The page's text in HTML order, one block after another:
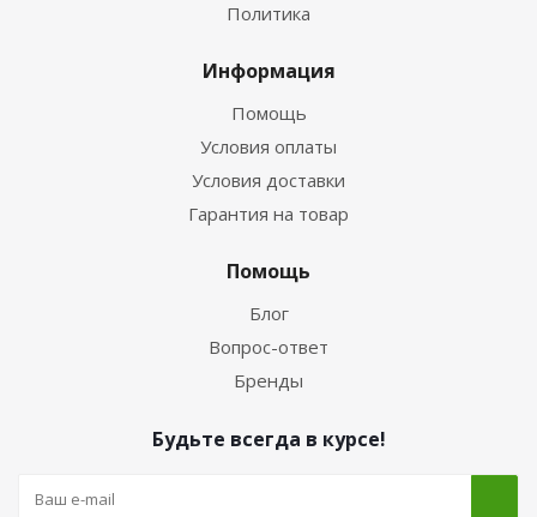
Политика
Информация
Помощь
Условия оплаты
Условия доставки
Гарантия на товар
Помощь
Блог
Вопрос-ответ
Бренды
Будьте всегда в курсе!